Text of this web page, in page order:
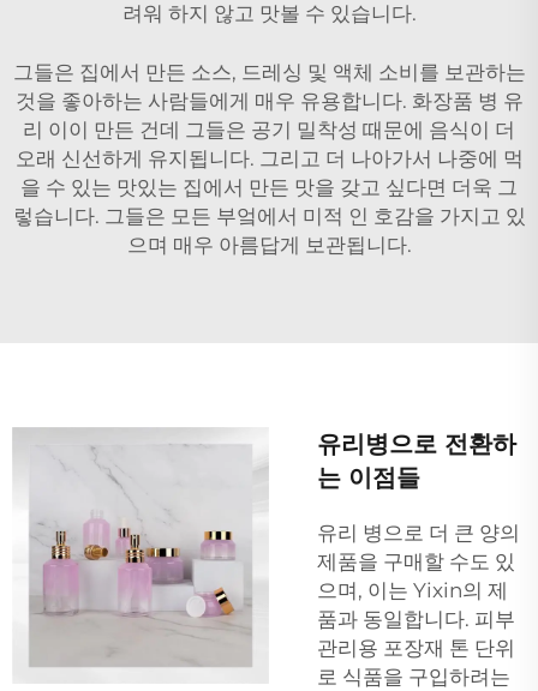
려워 하지 않고 맛볼 수 있습니다.
그들은 집에서 만든 소스, 드레싱 및 액체 소비를 보관하는
것을 좋아하는 사람들에게 매우 유용합니다. 화장품 병 유
리 이이 만든 건데 그들은 공기 밀착성 때문에 음식이 더
오래 신선하게 유지됩니다. 그리고 더 나아가서 나중에 먹
을 수 있는 맛있는 집에서 만든 맛을 갖고 싶다면 더욱 그
렇습니다. 그들은 모든 부엌에서 미적 인 호감을 가지고 있
으며 매우 아름답게 보관됩니다.
유리병으로 전환하
는 이점들
유리 병으로 더 큰 양의
제품을 구매할 수도 있
으며, 이는 Yixin의 제
품과 동일합니다. 피부
관리용 포장재 톤 단위
로 식품을 구입하려는